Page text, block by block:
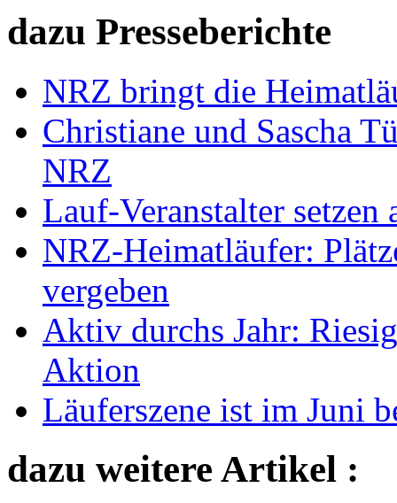
dazu Presseberichte
NRZ bringt die
Christiane und Sascha
NRZ
Lauf-Veranstalter
NRZ-Heimatläufer:
vergeben
Aktiv durchs Jahr:
Aktion
Läuferszene ist im Juni
dazu weitere Artikel :